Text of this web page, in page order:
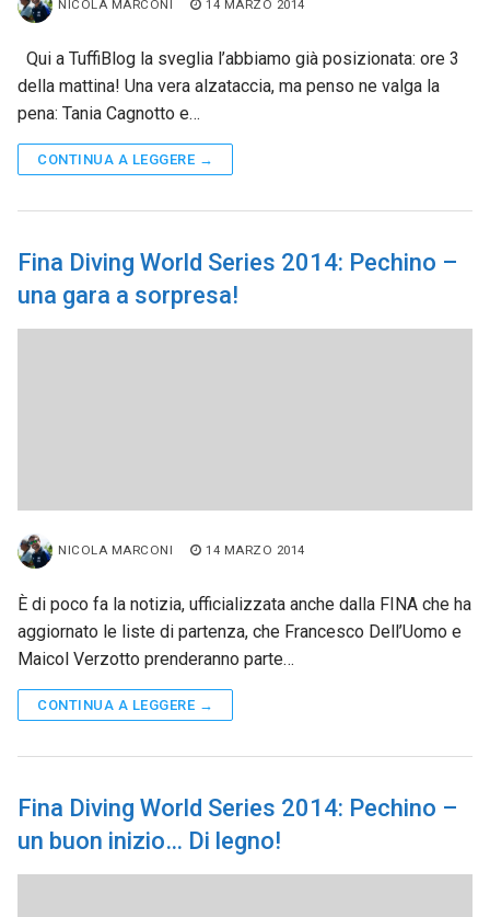
NICOLA MARCONI 14 MARZO 2014
Qui a TuffiBlog la sveglia l’abbiamo già posizionata: ore 3
della mattina! Una vera alzataccia, ma penso ne valga la
pena: Tania Cagnotto e…
CONTINUA A LEGGERE →
Fina Diving World Series 2014: Pechino –
una gara a sorpresa!
NICOLA MARCONI 14 MARZO 2014
È di poco fa la notizia, ufficializzata anche dalla FINA che ha
aggiornato le liste di partenza, che Francesco Dell’Uomo e
Maicol Verzotto prenderanno parte…
CONTINUA A LEGGERE →
Fina Diving World Series 2014: Pechino –
un buon inizio… Di legno!